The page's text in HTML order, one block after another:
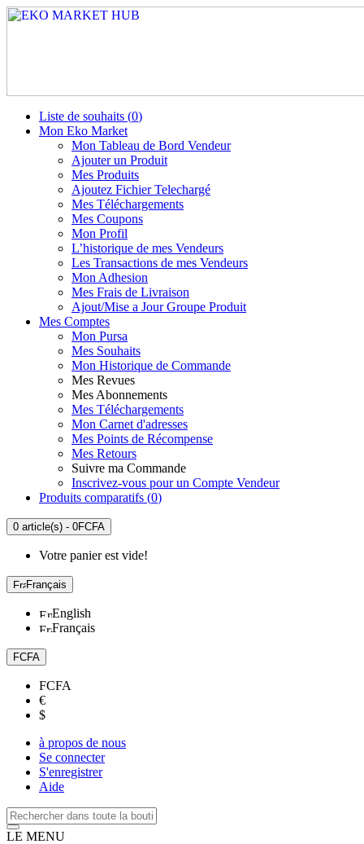
Liste de souhaits (0)
Mon Eko Market
Mon Tableau de Bord Vendeur
Ajouter un Produit
Mes Produits
Ajoutez Fichier Telechargé
Mes Téléchargements
Mes Coupons
Mon Profil
L’historique de mes Vendeurs
Les Transactions de mes Vendeurs
Mon Adhesion
Mes Frais de Livraison
Ajout/Mise a Jour Groupe Produit
Mes Comptes
Mon Pursa
Mes Souhaits
Mon Historique de Commande
Mes Revues
Mes Abonnements
Mes Téléchargements
Mon Carnet d'adresses
Mes Points de Récompense
Mes Retours
Suivre ma Commande
Inscrivez-vous pour un Compte Vendeur
Produits comparatifs (0)
0 article(s) - 0FCFA
Votre panier est vide!
Français
English
Français
FCFA
FCFA
€
$
à propos de nous
Se connecter
S'enregistrer
Aide
LE MENU